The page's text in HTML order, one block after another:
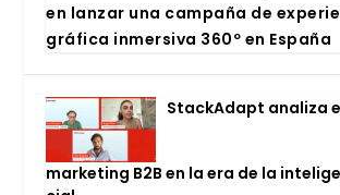
en lan­zar una cam­pa­ña de
grá­fi­ca inmer­si­va 360º en Espa­ña
Stac­kA­dapt ana­li­za
mar­ke­ting B2B en la era de la